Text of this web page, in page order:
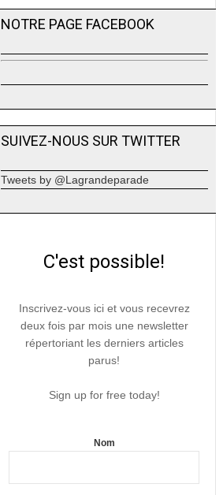
NOTRE PAGE FACEBOOK
SUIVEZ-NOUS SUR TWITTER
Tweets by @Lagrandeparade
C'est possible!
Inscrivez-vous ici et vous recevrez
deux fois par mois une newsletter
répertoriant les derniers articles
parus!
Sign up for free today!
Nom